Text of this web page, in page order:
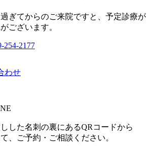
過ぎてからのご来院ですと、予定診療が
ございます。
254-2177
わせ
した名刺の裏にあるQRコードから
、ご予約・ご相談ください。